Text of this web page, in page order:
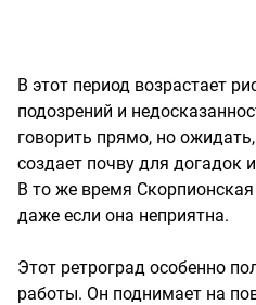
В этот период возрастает
подозрений и
говорить прямо, но
создает почву для догадок
В то же время
даже если она неприятна.
Этот ретроград особенно
работы. Он поднимает на